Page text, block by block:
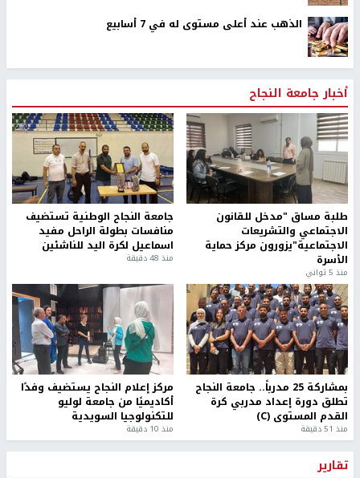
الذهب عند أعلى مستوى له في 7 أسابيع
أخبار جامعة النجاح
طلبة مساق "مدخل للقانون
الاجتماعي والتشريعات
الاجتماعية"يزورون مركز حماية
الأسرة
منذ 5 ثواني
جامعة النجاح الوطنية تستضيف
منافسات بطولة الراحل مفيد
اسماعيل لكرة اليد للناشئين
منذ 48 دقيقة
بمشاركة 25 مدرباً.. جامعة النجاح
تطلق دورة إعداد مدربي كرة
القدم المستوى (C)
منذ 51 دقيقة
مركز إعلام النجاح يستضيف وفدًا
أكاديميًا من جامعة لوليو
للتكنولوجيا السويدية
منذ 10 دقيقة
تقارير